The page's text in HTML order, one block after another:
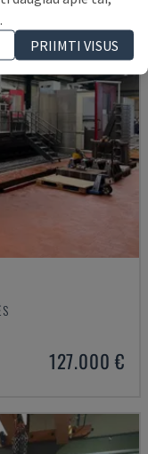
127.000 €
PRIIMTI VISUS